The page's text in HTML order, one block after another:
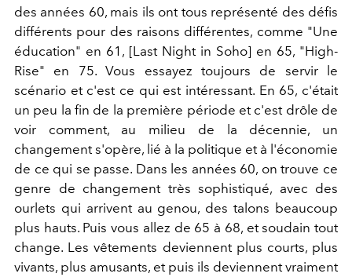
des années 60, mais ils ont tous représenté des défis
différents pour des raisons différentes, comme "Une
éducation" en 61, [Last Night in Soho] en 65, "High-
Rise" en 75. Vous essayez toujours de servir le
scénario et c'est ce qui est intéressant. En 65, c'était
un peu la fin de la première période et c'est drôle de
voir comment, au milieu de la décennie, un
changement s'opère, lié à la politique et à l'économie
de ce qui se passe. Dans les années 60, on trouve ce
genre de changement très sophistiqué, avec des
ourlets qui arrivent au genou, des talons beaucoup
plus hauts. Puis vous allez de 65 à 68, et soudain tout
change. Les vêtements deviennent plus courts, plus
vivants, plus amusants, et puis ils deviennent vraiment